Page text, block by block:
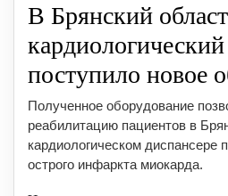
В Брянский
поступило новое
Полученное оборудование
реабилитацию пациентов в
кардиологическом диспансере
острого инфаркта миокарда.